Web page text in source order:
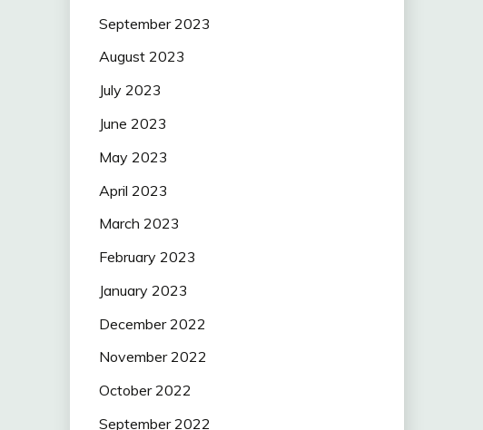
September 2023
August 2023
July 2023
June 2023
May 2023
April 2023
March 2023
February 2023
January 2023
December 2022
November 2022
October 2022
September 2022